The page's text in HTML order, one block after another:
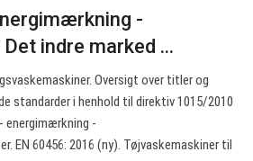
-
indre marked ...
Oversigt over titler og
standarder i henhold til direktiv 1015/2010
energimærkning -
EN 60456: 2016 (ny). Tøjvaskemaskiner til